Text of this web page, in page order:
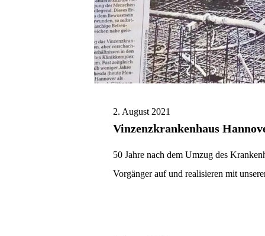
2. August 2021
Vinzenzkrankenhaus
50 Jahre nach dem Umzug des
Vorgänger auf und realisieren mit